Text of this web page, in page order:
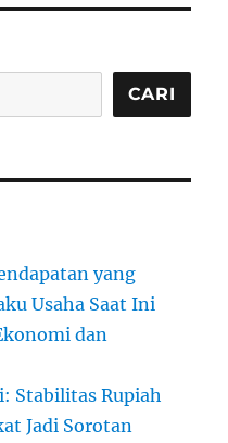
CARI
yang
Usaha Saat Ini
dan
Stabilitas Rupiah
Jadi Sorotan